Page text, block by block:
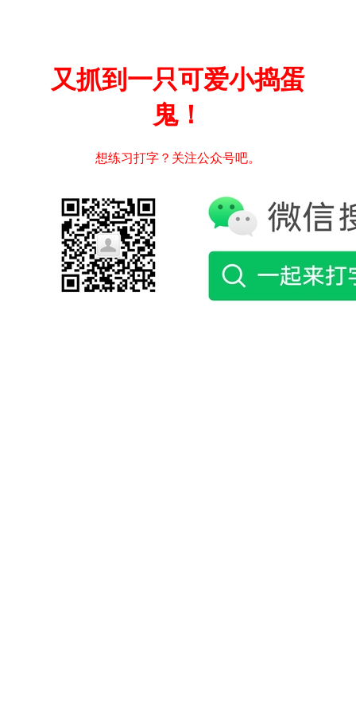
又抓到一只可爱小捣蛋
鬼！
想练习打字？关注公众号吧。